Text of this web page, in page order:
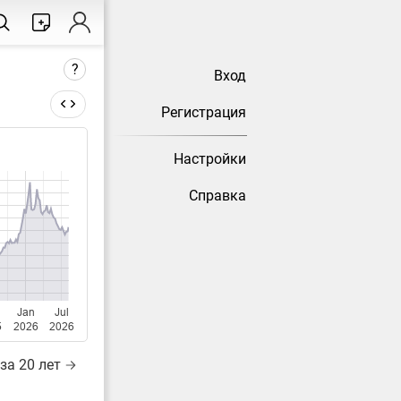
Вход
Регистрация
Настройки
Справка
?
Jan
2026
Jul
2026
20 лет